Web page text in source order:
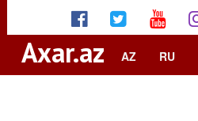
Axar.az AZ RU